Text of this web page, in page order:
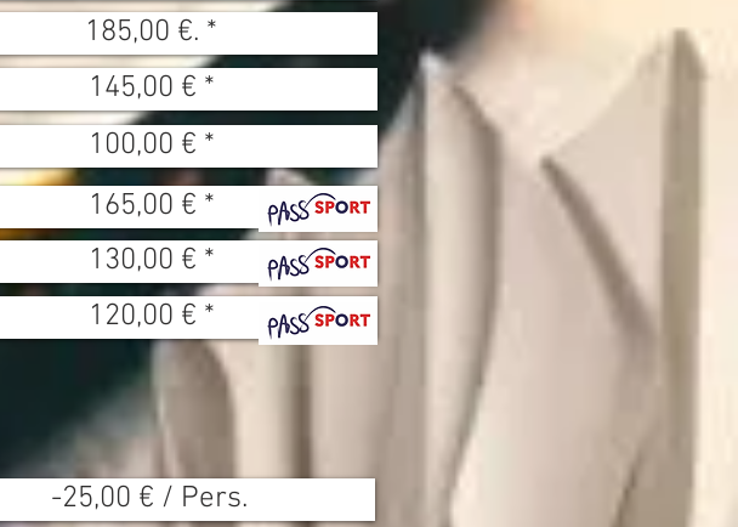
185,00 €. *
145,00 € *
100,00 € *
165,00 € *
130,00 € *
120,00 € *
-25,00 € / Pers.